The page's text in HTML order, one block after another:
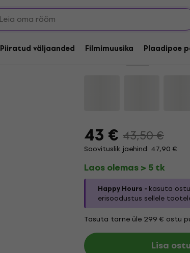
Piiratud väljaanded Filmimuusika Plaadipoe
HAPPY HOUR
J. Cole - Cole
43 € 43,50 €
Soovituslik jaehind: 47,90 €
Laos olemas > 5 tk
Happy Hours - kasuta
erisoodustus sellele
Tasuta tarne üle 299 € ostu
Lisa